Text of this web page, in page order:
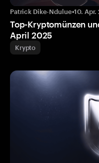
Patrick Dike-Ndulue•10. Apr.
Top-Kryptomünzen
April 2025
Krypto